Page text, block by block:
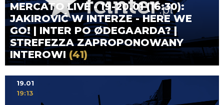
MERCATO LIVE - 19-20.01 (16:30):
JAKIROVIĆ W INTERZE - HERE WE
GO! | INTER PO ØDEGAARDA? |
STREFEZZA ZAPROPONOWANY
INTEROWI (41)
19.01
19:13